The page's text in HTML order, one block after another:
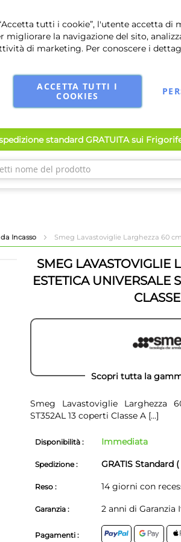
tutti i cookie”, l'utente accetta di
migliorare la navigazione del sito,
di marketing. Per conoscere i
ACCETTA TUTTI I
COOKIES
standard GRATUITA sui
Incasso Smeg Lavastoviglie Larghezza 60
SMEG LAVASTOVIGLIE
ESTETICA UNIVERSALE
Scopri tutta la
Smeg Lavastoviglie Larghezza
ST352AL 13 coperti Classe A [...]
Disponibilità : Immediata
Spedizione : GRATIS Standard
Reso : 14 giorni con
Garanzia : 2 anni di Garanzia
Pagamenti :